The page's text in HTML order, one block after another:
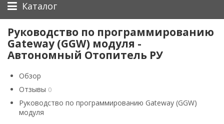
Каталог
Руководство по программированию
Gateway (GGW) модуля -
Автономный Отопитель РУ
Обзор
Отзывы 0
Руководство по программированию Gateway (GGW)
модуля